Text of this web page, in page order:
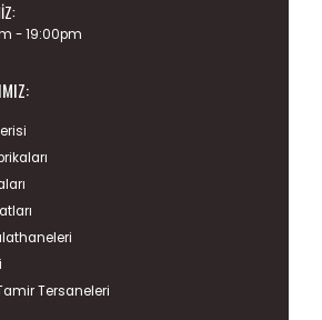
- 19:00pm
Tersaneleri